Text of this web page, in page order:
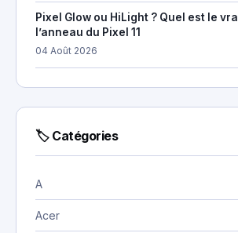
Pixel Glow ou HiLight ? Quel est le
l’anneau du Pixel 11
04 Août 2026
🏷 Catégories
A
Acer